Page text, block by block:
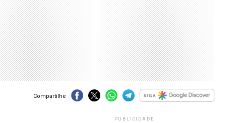
Compartilhe
PUBLICIDADE